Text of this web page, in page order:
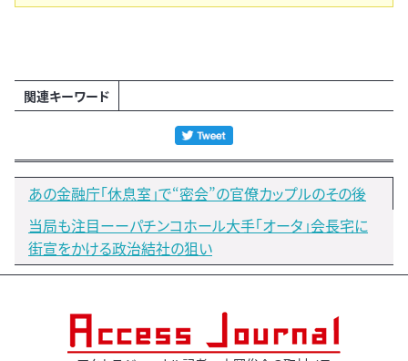
関連キーワード
あの金融庁「休息室」で“密会”の官僚カップルのその後
当局も注目ーーパチンコホール大手「オータ」会長宅に
街宣をかける政治結社の狙い